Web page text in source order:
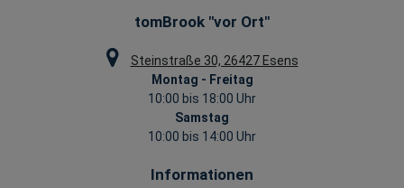
tomBrook "vor Ort"
Steinstraße 30, 26427 Esens
Montag - Freitag
10:00 bis 18:00 Uhr
Samstag
10:00 bis 14:00 Uhr
Informationen